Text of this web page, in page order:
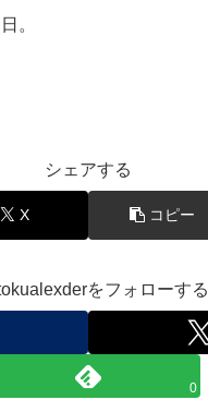
。
シェアする
X コピー
をフォローする
0